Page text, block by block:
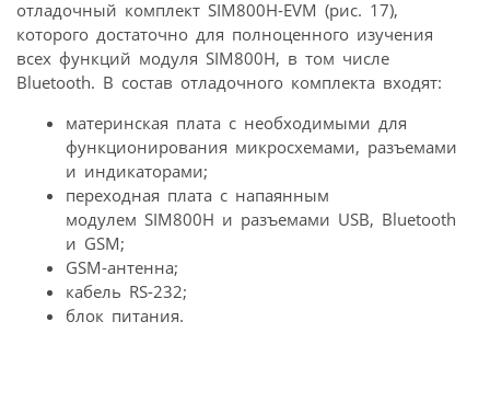
отладочный комплект SIM800H-EVM (рис. 17),
которого достаточно для полноценного изучения
всех функций модуля SIM800H, в том числе
Bluetooth. В состав отладочного комплекта входят:
материнская плата с необходимыми для
функционирования микросхемами, разъемами
и индикаторами;
переходная плата с напаянным
модулем SIM800H и разъемами USB, Bluetooth
и GSM;
GSM-антенна;
кабель RS-232;
блок питания.